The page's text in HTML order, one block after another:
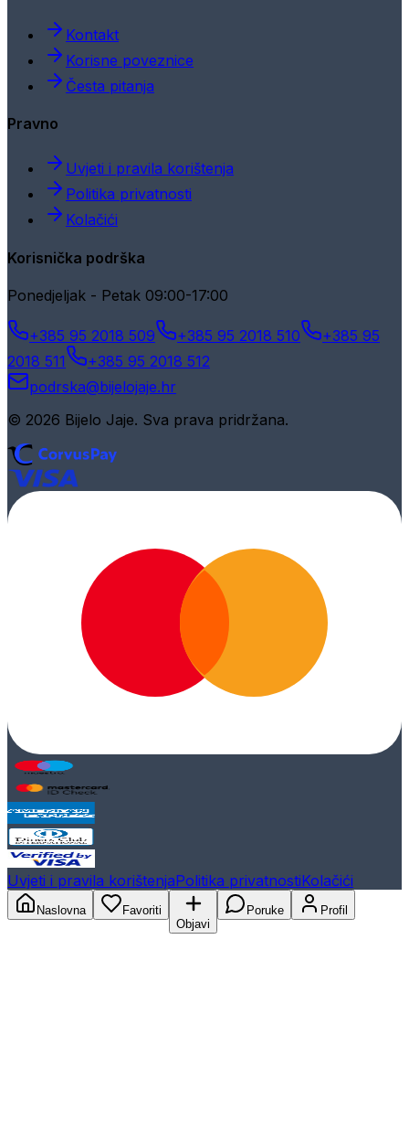
Kontakt
Korisne poveznice
Česta pitanja
Pravno
Uvjeti i pravila korištenja
Politika privatnosti
Kolačići
Korisnička podrška
Ponedjeljak - Petak 09:00-17:00
+385 95 2018 509 +385 95 2018 510
+385 95
2018 511
+385 95 2018 512
podrska@bijelojaje.hr
© 2026 Bijelo Jaje. Sva prava pridržana.
Uvjeti i pravila korištenjaPolitika privatnostiKolačići
Naslovna
Favoriti
Objavi
Poruke Profil